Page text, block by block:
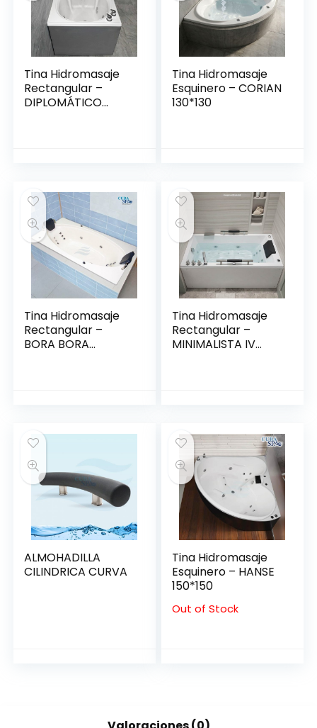
Tina Hidromasaje
Rectangular –
DIPLOMÁTICO
Tina Hidromasaje
Esquinero – CORIAN
130*130
Tina Hidromasaje
Rectangular –
BORA BORA
Tina Hidromasaje
Rectangular –
MINIMALISTA IV
ALMOHADILLA
CILINDRICA CURVA
Tina Hidromasaje
Esquinero – HANSE
150*150
Out of Stock